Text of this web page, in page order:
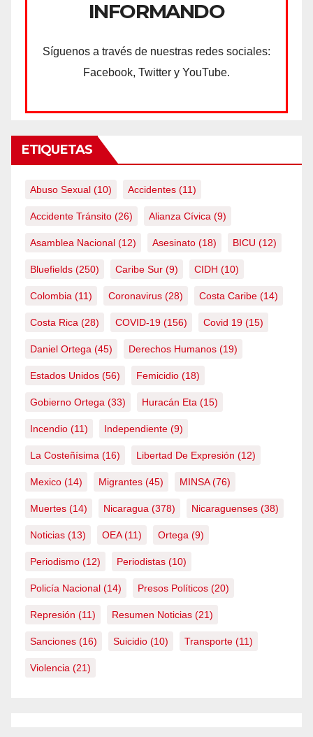
INFORMANDO
Síguenos a través de nuestras redes sociales:
Facebook, Twitter y YouTube.
ETIQUETAS
Abuso Sexual (10) Accidentes (11)
Accidente Tránsito (26) Alianza Cívica (9)
Asamblea Nacional (12) Asesinato (18) BICU (12)
Bluefields (250) Caribe Sur (9) CIDH (10)
Colombia (11) Coronavirus (28) Costa Caribe (14)
Costa Rica (28) COVID-19 (156) Covid 19 (15)
Daniel Ortega (45) Derechos Humanos (19)
Estados Unidos (56) Femicidio (18)
Gobierno Ortega (33) Huracán Eta (15)
Incendio (11) Independiente (9)
La Costeñísima (16) Libertad De Expresión (12)
Mexico (14) Migrantes (45) MINSA(76)
Muertes (14) Nicaragua (378) Nicaraguenses (38)
Noticias (13) OEA(11) Ortega (9)
Periodismo (12) Periodistas (10)
Policía Nacional (14) Presos Políticos (20)
Represión (11) Resumen Noticias (21)
Sanciones (16) Suicidio (10) Transporte (11)
Violencia (21)